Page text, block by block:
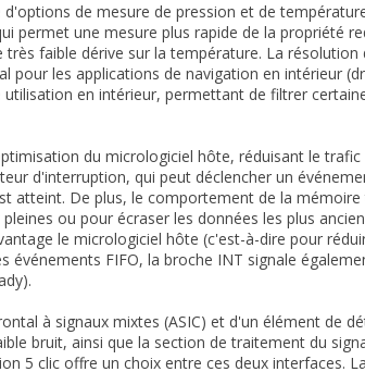
de mesure de pression et de
permet une mesure plus rapide de la propriété
très faible dérive sur la température. La
pour les applications de navigation en intérieur
en intérieur, permettant de filtrer
du micrologiciel hôte, réduisant le
d'interruption, qui peut déclencher un
atteint. De plus, le comportement de la
ou pour écraser les données les plus
le micrologiciel hôte (c'est-à-dire pour
événements FIFO, la broche INT signale
à signaux mixtes (ASIC) et d'un élément de
bruit, ainsi que la section de traitement du
5 clic offre un choix entre ces deux interfaces.